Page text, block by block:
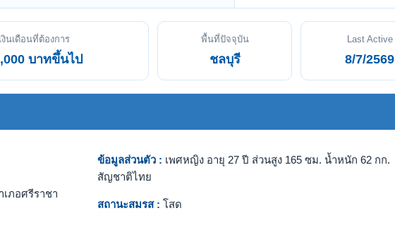
เงินเดือนที่ต้องการ
บาทขึ้นไป
พื้นที่ปัจจุบัน
ชลบุรี
Last Active
8/7/2569
ภอศรีราชา
ข้อมูลส่วนตัว : เพศหญิง อายุ 27 ปี ส่วนสูง 165 ซม. น้ำหนัก 62 กก.
สัญชาติไทย
สถานะสมรส : โสด